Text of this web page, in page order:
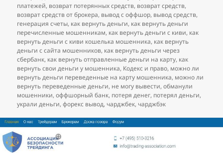
платежей, возврат потерянных средств, возврат средств,
возврат средств от брокера, вывод с оффшор, вывод средств,
генерация счеты, как вернуть деньги, как вернуть деньги
перечисленные мошенникам, как вернуть деньги с киви, как
вернуть деньги с киви кошелька мошенника, как вернуть
деньги с сайта мошенников, как вернуть деньги через
сбербанк, как вернуть отправленные деньги на карту, как
вернуть свои деньги у мошенника, Кодекс и право, можно ли
вернуть деньги переведенные на карту мошенника, можно ли
вернуть переведенные деньги, не могу вывести,обманули
мошенники,оффшорный банк, потеря денег, потерял деньги,
украли деньги,форекс вывод, чарджбек, чарджбэк